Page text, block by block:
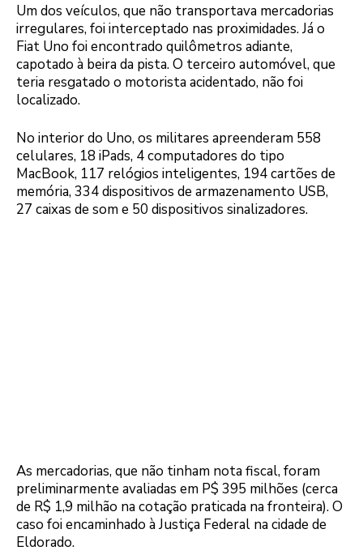
Um dos veículos, que não transportava mercadorias
irregulares, foi interceptado nas proximidades. Já o
Fiat Uno foi encontrado quilômetros adiante,
capotado à beira da pista. O terceiro automóvel, que
teria resgatado o motorista acidentado, não foi
localizado.
No interior do Uno, os militares apreenderam 558
celulares, 18 iPads, 4 computadores do tipo
MacBook, 117 relógios inteligentes, 194 cartões de
memória, 334 dispositivos de armazenamento USB,
27 caixas de som e 50 dispositivos sinalizadores.
As mercadorias, que não tinham nota fiscal, foram
preliminarmente avaliadas em P$ 395 milhões (cerca
de R$ 1,9 milhão na cotação praticada na fronteira). O
caso foi encaminhado à Justiça Federal na cidade de
Eldorado.